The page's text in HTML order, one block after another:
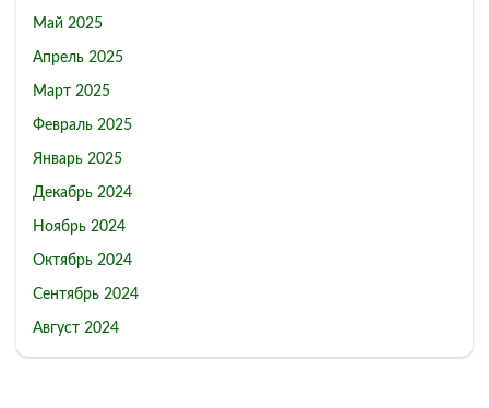
Май 2025
Апрель 2025
Март 2025
Февраль 2025
Январь 2025
Декабрь 2024
Ноябрь 2024
Октябрь 2024
Сентябрь 2024
Август 2024